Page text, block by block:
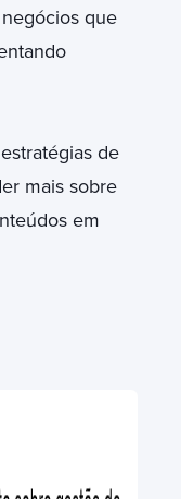
que
de
mais sobre
em